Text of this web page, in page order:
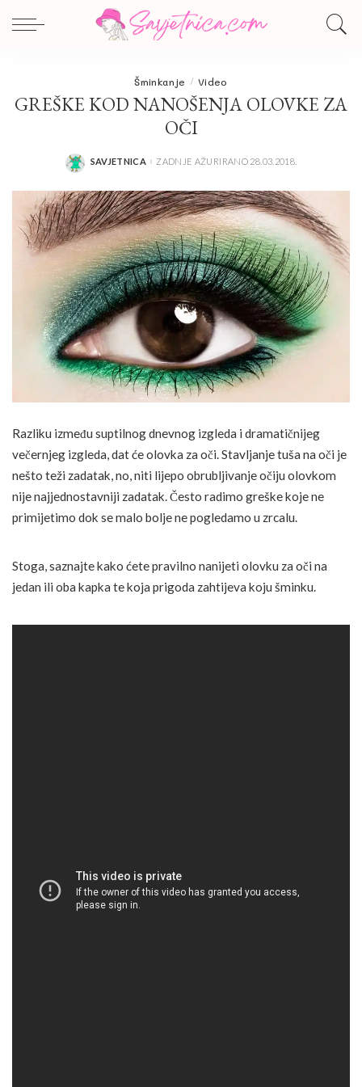
Šminkanje Video
GREŠKE KOD NANOŠENJA OLOVKE ZA
OČI
POSTED
SAVJETNICA ZADNJE AŽURIRANO 28.03.2018.
Razliku između suptilnog dnevnog izgleda i dramatičnijeg
večernjeg izgleda, dat će olovka za oči. Stavljanje tuša na oči je
nešto teži zadatak, no, niti lijepo obrubljivanje očiju olovkom
nije najjednostavniji zadatak. Često radimo greške koje ne
primijetimo dok se malo bolje ne pogledamo u zrcalu.
Stoga, saznajte kako ćete pravilno nanijeti olovku za oči na
jedan ili oba kapka te koja prigoda zahtijeva koju šminku.